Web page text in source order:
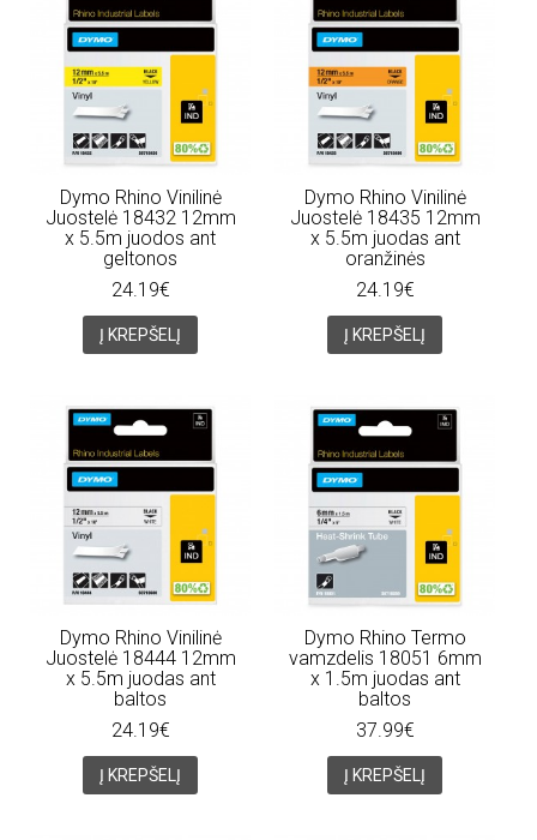
Dymo Rhino Vinilinė
Juostelė 18432 12mm
x 5.5m juodos ant
geltonos
24.19€
Į KREPŠELĮ
Dymo Rhino Vinilinė
Juostelė 18435 12mm
x 5.5m juodas ant
oranžinės
24.19€
Į KREPŠELĮ
Dymo Rhino Vinilinė
Juostelė 18444 12mm
x 5.5m juodas ant
baltos
24.19€
Į KREPŠELĮ
Dymo Rhino Termo
vamzdelis 18051 6mm
x 1.5m juodas ant
baltos
37.99€
Į KREPŠELĮ